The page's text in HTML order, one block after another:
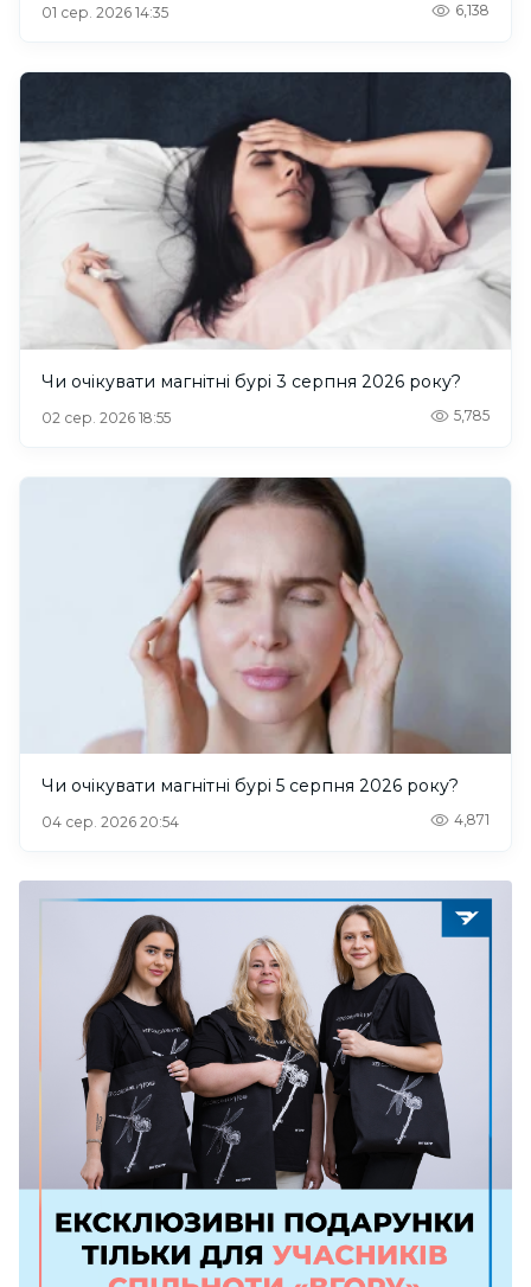
01 сер. 2026 14:35 6,138
Чи очікувати магнітні бурі 3 серпня 2026 року?
02 сер. 2026 18:55 5,785
Чи очікувати магнітні бурі 5 серпня 2026 року?
04 сер. 2026 20:54 4,871